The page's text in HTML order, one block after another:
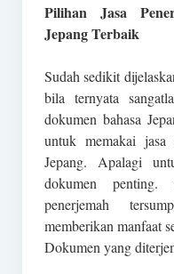
Pilihan Jasa
Jepang Terbaik
Sudah sedikit
bila ternyata
dokumen bahasa
untuk memakai jasa
Jepang. Apalagi
dokumen penting.
penerjemah
memberikan manfaat
Dokumen yang